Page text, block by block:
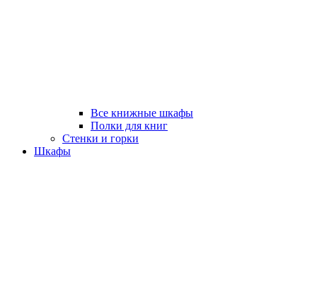
Все книжные шкафы
Полки для книг
Стенки и горки
Шкафы